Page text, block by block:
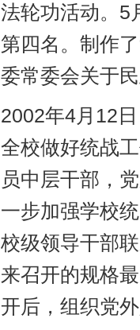
法轮功活动。5
第四名。制作
委常委会关于
2002年4月12
全校做好统战
员中层干部，
一步加强学校
校级领导干部
来召开的规格
开后，组织党